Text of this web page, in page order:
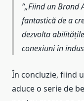
„Fiind un Brand
fantastică de a
dezvolta
conexiuni în
În concluzie, fiind
aduce o serie de